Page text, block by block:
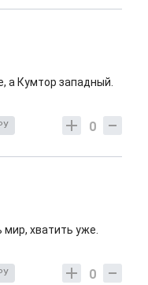
а Кумтор западный.
0
мир, хватить уже.
0